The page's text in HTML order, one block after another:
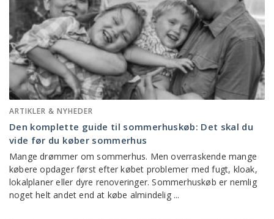
ARTIKLER & NYHEDER
Den komplette guide til sommerhuskøb: Det skal du
vide før du køber sommerhus
Mange drømmer om sommerhus. Men overraskende mange
købere opdager først efter købet problemer med fugt, kloak,
lokalplaner eller dyre renoveringer. Sommerhuskøb er nemlig
noget helt andet end at købe almindelig ...